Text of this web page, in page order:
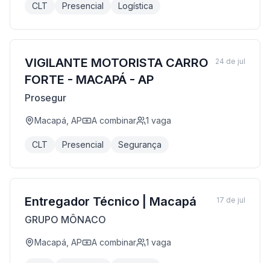
CLT Presencial Logística
VIGILANTE MOTORISTA CARRO
FORTE - MACAPÁ - AP
Prosegur
Macapá, AP A combinar 1 vaga
CLT Presencial Segurança
24 de jul
Entregador Técnico | Macapá
GRUPO MÔNACO
Macapá, AP A combinar 1 vaga
17 de jul